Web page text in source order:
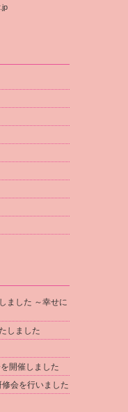
ました ～幸せに
しました
開催しました
会を行いました